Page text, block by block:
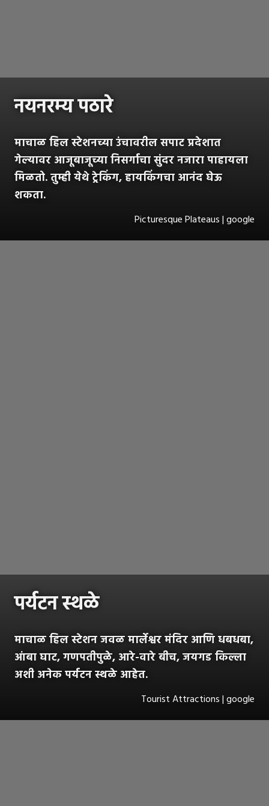
नयनरम्य पठारे
माचाळ हिल स्टेशनच्या उंचावरील सपाट प्रदेशात
गेल्यावर आजूबाजूच्या निसर्गाचा सुंदर नजारा पाहायला
मिळतो. तुम्ही येथे ट्रेकिंग, हायकिंगचा आनंद घेऊ
शकता.
Picturesque Plateaus | google
पर्यटन स्थळे
माचाळ हिल स्टेशन जवळ मार्लेश्वर मंदिर आणि धबधबा,
आंबा घाट, गणपतीपुळे, आरे-वारे बीच, जयगड किल्ला
अशी अनेक पर्यटन स्थळे आहेत.
Tourist Attractions | google